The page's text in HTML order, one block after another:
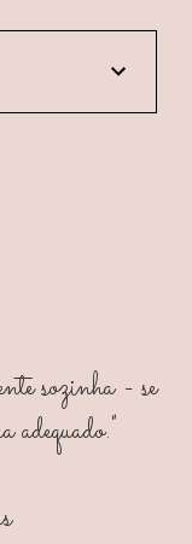
sozinha - se
adequado."